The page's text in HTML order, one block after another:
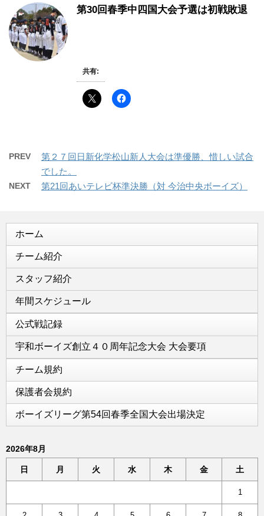
第30回春季中四国大会予選は初戦敗退
共有:
PREV
第２７回日新化学松山新人大会は準優勝、惜しい試合
でした。
NEXT 第21回あいテレビ杯準決勝（対 今治中央ボーイズ）
ホーム
チーム紹介
スタッフ紹介
年間スケジュール
公式戦記録
宇和ボーイズ創立４０周年記念大会 大会要項
チーム規約
保護者会規約
ボーイズリーグ第54回春季全国大会出場決定
2026年8月
日 月 火 水 木 金 土
1